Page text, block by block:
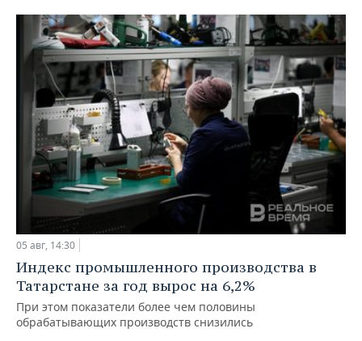
05 авг, 14:30
Индекс промышленного производства в
Татарстане за год вырос на 6,2%
При этом показатели более чем половины
обрабатывающих производств снизились